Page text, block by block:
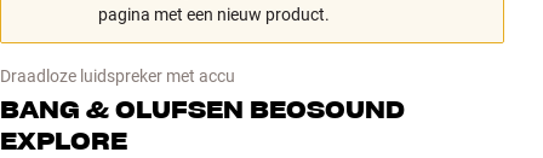
Tv
Systeem
pagina met een nieuw product.
Draadloze luidspreker met accu
BANG & OLUFSEN BEOSOUND
EXPLORE